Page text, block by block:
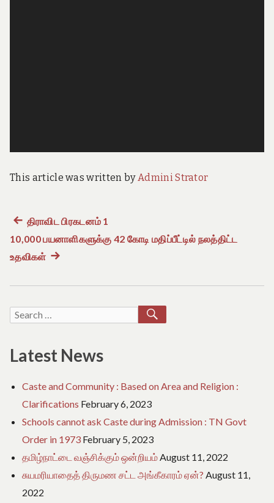
This article was written byAdmini Strator
Post
navigation
Previous
post:
திராவிட பிரகடனம் 1
10,000 பயனாளிகளுக்கு 42 கோடி மதிப்பீட்டில் நலத்திட்ட
உதவிகள்Next
Search
Latest News
Caste and Community : Based on Area and Religion :
Clarifications February 6, 2023
Schools cannot ask Caste during Admission : TN Govt
Order in 1973 February 5, 2023
தமிழ்நாட்டை வஞ்சிக்கும் ஒன்றியம் August 11, 2022
சுயமரியாதைத் திருமண சட்ட அங்கீகாரம் ஏன்? August 11,
2022